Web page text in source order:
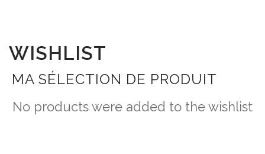
WISHLIST
MA SÉLECTION DE PRODUIT
No products were added to the wishlist